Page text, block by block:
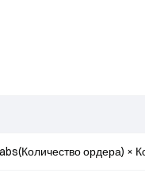
ордера) ×